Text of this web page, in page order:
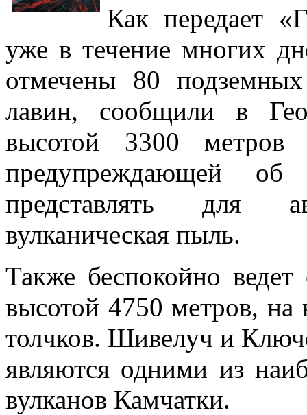
Как передает
уже в течение многих
отмечены 80
лавин, сообщили в
высотой 3300 метров
предупреждающей об
представлять для
вулканическая пыль.
Также беспокойно ведет
высотой 4750 метров,
толчков. Шивелуч и
являются одними из
вулканов Камчатки.